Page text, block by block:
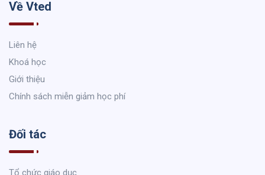
Về Vted
Liên hệ
Khoá học
Giới thiệu
Chính sách miễn giảm học phí
Đối tác
Tổ chức giáo dục